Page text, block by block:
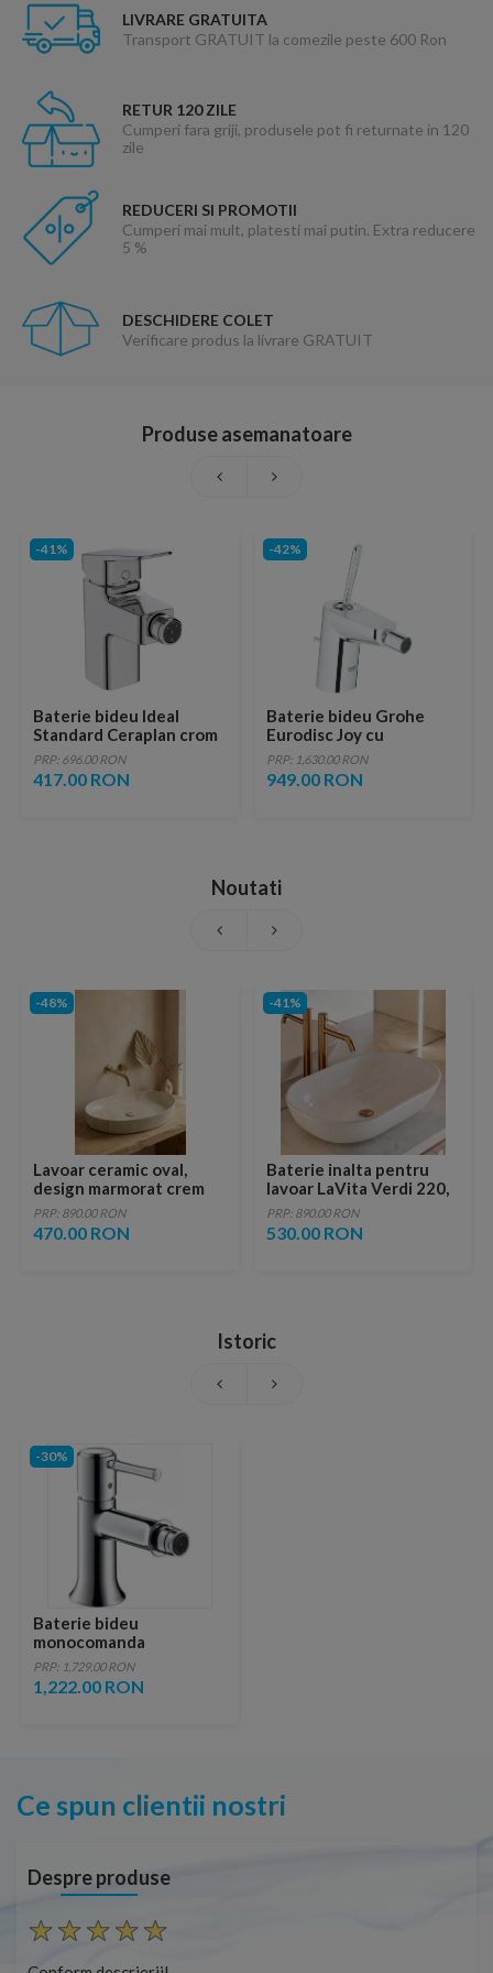
LIVRARE GRATUITA
Transport GRATUIT la comezile peste 600 Ron
RETUR 120 ZILE
Cumperi fara griji, produsele pot fi returnate in 120
zile
REDUCERI SI PROMOTII
Cumperi mai mult, platesti mai putin. Extra reducere
5 %
DESCHIDERE COLET
Verificare produs la livrare GRATUIT
Produse asemanatoare
-41%
Baterie bideu Ideal
Standard Ceraplan crom
lucios cu ventil metalic
PRP: 696.00 RON
417.00 RON
-42%
Baterie bideu Grohe
Eurodisc Joy cu
monocomanda 1/2″
Marimea S
PRP: 1,630.00 RON
949.00 RON
Noutati
-48%
Lavoar ceramic oval,
design marmorat crem
lucios cu vene aurii,
ventil inclus
PRP: 890.00 RON
470.00 RON
-41%
Baterie inalta pentru
lavoar LaVita Verdi 220,
fara ventil, brushed
copper
PRP: 890.00 RON
530.00 RON
Istoric
-30%
Baterie bideu
monocomanda
Hansgrohe Talis Classic
PRP: 1,729.00 RON
1,222.00 RON
Ce spun clientii nostri
Despre produse